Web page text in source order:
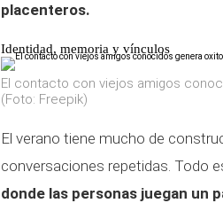
placenteros.
Identidad, memoria y vínculos
El contacto con viejos amigos
(Foto: Freepik)
El verano tiene mucho de
conversaciones repetidas. Todo
donde las personas juegan un